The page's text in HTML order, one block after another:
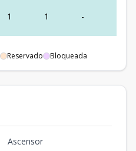
1 1 -
Reservado Bloqueada
Ascensor